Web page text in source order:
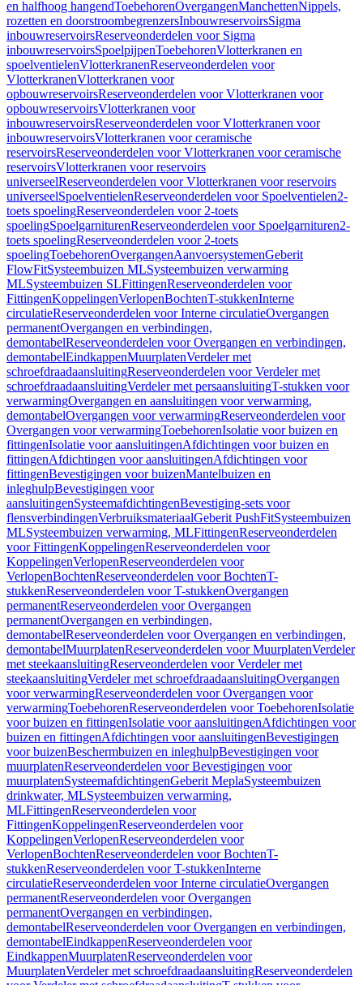
en halfhoog hangendToebehorenOvergangenManchettenNippels,
rozetten en doorstroombegrenzersInbouwreservoirsSigma
inbouwreservoirsReserveonderdelen voor Sigma
inbouwreservoirsSpoelpijpenToebehorenVlotterkranen en
spoelventielenVlotterkranenReserveonderdelen voor
VlotterkranenVlotterkranen voor
opbouwreservoirsReserveonderdelen voor Vlotterkranen voor
opbouwreservoirsVlotterkranen voor
inbouwreservoirsReserveonderdelen voor Vlotterkranen voor
inbouwreservoirsVlotterkranen voor ceramische
reservoirsReserveonderdelen voor Vlotterkranen voor ceramische
reservoirsVlotterkranen voor reservoirs
universeelReserveonderdelen voor Vlotterkranen voor reservoirs
universeelSpoelventielenReserveonderdelen voor Spoelventielen2-
toets spoelingReserveonderdelen voor 2-toets
spoelingSpoelgarniturenReserveonderdelen voor Spoelgarnituren2-
toets spoelingReserveonderdelen voor 2-toets
spoelingToebehorenOvergangenAanvoersystemenGeberit
FlowFitSysteembuizen MLSysteembuizen verwarming
MLSysteembuizen SLFittingenReserveonderdelen voor
FittingenKoppelingenVerlopenBochtenT-stukkenInterne
circulatieReserveonderdelen voor Interne circulatieOvergangen
permanentOvergangen en verbindingen,
demontabelReserveonderdelen voor Overgangen en verbindingen,
demontabelEindkappenMuurplatenVerdeler met
schroefdraadaansluitingReserveonderdelen voor Verdeler met
schroefdraadaansluitingVerdeler met persaansluitingT-stukken voor
verwarmingOvergangen en aansluitingen voor verwarming,
demontabelOvergangen voor verwarmingReserveonderdelen voor
Overgangen voor verwarmingToebehorenIsolatie voor buizen en
fittingenIsolatie voor aansluitingenAfdichtingen voor buizen en
fittingenAfdichtingen voor aansluitingenAfdichtingen voor
fittingenBevestigingen voor buizenMantelbuizen en
inleghulpBevestigingen voor
aansluitingenSysteemafdichtingenBevestiging-sets voor
flensverbindingenVerbruiksmateriaalGeberit PushFitSysteembuizen
MLSysteembuizen verwarming, MLFittingenReserveonderdelen
voor FittingenKoppelingenReserveonderdelen voor
KoppelingenVerlopenReserveonderdelen voor
VerlopenBochtenReserveonderdelen voor BochtenT-
stukkenReserveonderdelen voor T-stukkenOvergangen
permanentReserveonderdelen voor Overgangen
permanentOvergangen en verbindingen,
demontabelReserveonderdelen voor Overgangen en verbindingen,
demontabelMuurplatenReserveonderdelen voor MuurplatenVerdeler
met steekaansluitingReserveonderdelen voor Verdeler met
steekaansluitingVerdeler met schroefdraadaansluitingOvergangen
voor verwarmingReserveonderdelen voor Overgangen voor
verwarmingToebehorenReserveonderdelen voor ToebehorenIsolatie
voor buizen en fittingenIsolatie voor aansluitingenAfdichtingen voor
buizen en fittingenAfdichtingen voor aansluitingenBevestigingen
voor buizenBeschermbuizen en inleghulpBevestigingen voor
muurplatenReserveonderdelen voor Bevestigingen voor
muurplatenSysteemafdichtingenGeberit MeplaSysteembuizen
drinkwater, MLSysteembuizen verwarming,
MLFittingenReserveonderdelen voor
FittingenKoppelingenReserveonderdelen voor
KoppelingenVerlopenReserveonderdelen voor
VerlopenBochtenReserveonderdelen voor BochtenT-
stukkenReserveonderdelen voor T-stukkenInterne
circulatieReserveonderdelen voor Interne circulatieOvergangen
permanentReserveonderdelen voor Overgangen
permanentOvergangen en verbindingen,
demontabelReserveonderdelen voor Overgangen en verbindingen,
demontabelEindkappenReserveonderdelen voor
EindkappenMuurplatenReserveonderdelen voor
MuurplatenVerdeler met schroefdraadaansluitingReserveonderdelen